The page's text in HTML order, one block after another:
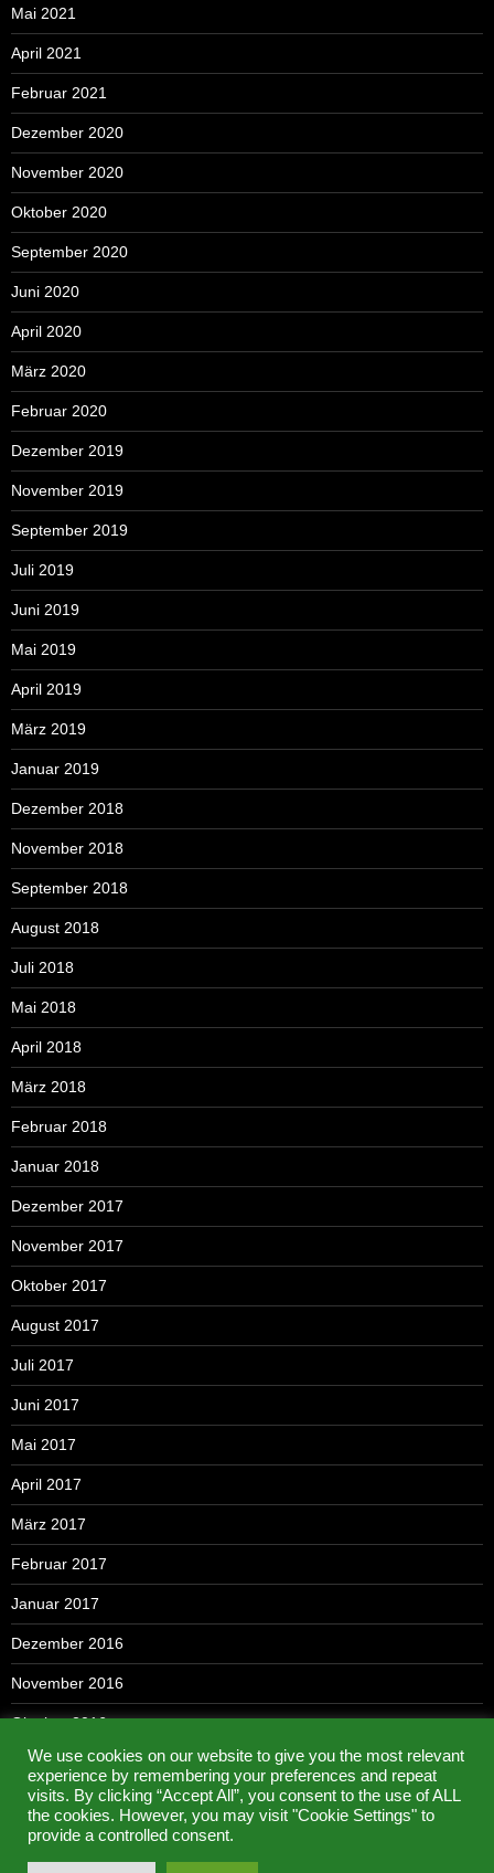
Mai 2021
April 2021
Februar 2021
Dezember 2020
November 2020
Oktober 2020
September 2020
Juni 2020
April 2020
März 2020
Februar 2020
Dezember 2019
November 2019
September 2019
Juli 2019
Juni 2019
Mai 2019
April 2019
März 2019
Januar 2019
Dezember 2018
November 2018
September 2018
August 2018
Juli 2018
Mai 2018
April 2018
März 2018
Februar 2018
Januar 2018
Dezember 2017
November 2017
Oktober 2017
August 2017
Juli 2017
Juni 2017
Mai 2017
April 2017
März 2017
Februar 2017
Januar 2017
Dezember 2016
November 2016
Oktober 2016
September 2016
Mai 2016
We use cookies on our website to give you the most relevant
experience by remembering your preferences and repeat
visits. By clicking “Accept All”, you consent to the use of ALL
the cookies. However, you may visit "Cookie Settings" to
provide a controlled consent.